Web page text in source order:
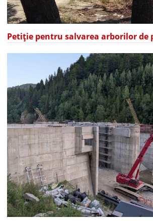
Petiție pentru salvarea arborilor de